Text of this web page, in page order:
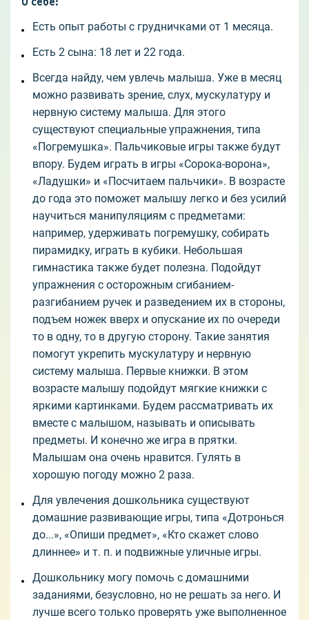
Есть опыт работы с грудничками от 1 месяца.
Есть 2 сына: 18 лет и 22 года.
Всегда найду, чем увлечь малыша. Уже в месяц
можно развивать зрение, слух, мускулатуру и
нервную систему малыша. Для этого
существуют специальные упражнения, типа
«Погремушка». Пальчиковые игры также будут
впору. Будем играть в игры «Сорока-ворона»,
«Ладушки» и «Посчитаем пальчики». В возрасте
до года это поможет малышу легко и без усилий
научиться манипуляциям с предметами:
например, удерживать погремушку, собирать
пирамидку, играть в кубики. Небольшая
гимнастика также будет полезна. Подойдут
упражнения с осторожным сгибанием-
разгибанием ручек и разведением их в стороны,
подъем ножек вверх и опускание их по очереди
то в одну, то в другую сторону. Такие занятия
помогут укрепить мускулатуру и нервную
систему малыша. Первые книжки. В этом
возрасте малышу подойдут мягкие книжки с
яркими картинками. Будем рассматривать их
вместе с малышом, называть и описывать
предметы. И конечно же игра в прятки.
Малышам она очень нравится. Гулять в
хорошую погоду можно 2 раза.
Для увлечения дошкольника существуют
домашние развивающие игры, типа «Дотронься
до...», «Опиши предмет», «Кто скажет слово
длиннее» и т. п. и подвижные уличные игры.
Дошкольнику могу помочь с домашними
заданиями, безусловно, но не решать за него. И
лучше всего только проверять уже выполненное